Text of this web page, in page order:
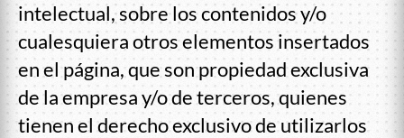
intelectual, sobre los contenidos y/o
cualesquiera otros elementos insertados
en el página, que son propiedad exclusiva
de la empresa y/o de terceros, quienes
tienen el derecho exclusivo de utilizarlos